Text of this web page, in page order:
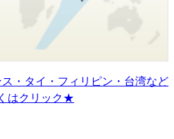
・タイ・フィリピン・台湾など
はクリック★